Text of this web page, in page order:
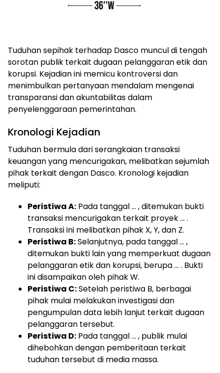
Tuduhan sepihak terhadap Dasco muncul di tengah
sorotan publik terkait dugaan pelanggaran etik dan
korupsi. Kejadian ini memicu kontroversi dan
menimbulkan pertanyaan mendalam mengenai
transparansi dan akuntabilitas dalam
penyelenggaraan pemerintahan.
Kronologi Kejadian
Tuduhan bermula dari serangkaian transaksi
keuangan yang mencurigakan, melibatkan sejumlah
pihak terkait dengan Dasco. Kronologi kejadian
meliputi:
Peristiwa A: Pada tanggal … , ditemukan bukti
transaksi mencurigakan terkait proyek … .
Transaksi ini melibatkan pihak X, Y, dan Z.
Peristiwa B:Selanjutnya, pada tanggal … ,
ditemukan bukti lain yang memperkuat dugaan
pelanggaran etik dan korupsi, berupa … . Bukti
ini disampaikan oleh pihak W.
Peristiwa C:Setelah peristiwa B, berbagai
pihak mulai melakukan investigasi dan
pengumpulan data lebih lanjut terkait dugaan
pelanggaran tersebut.
Peristiwa D: Pada tanggal … , publik mulai
dihebohkan dengan pemberitaan terkait
tuduhan tersebut di media massa.